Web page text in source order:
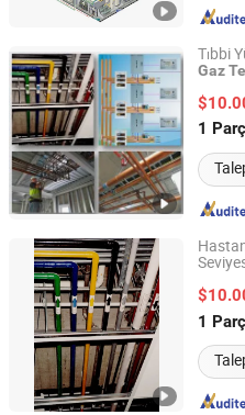
Tıbbi
Gaz
1
Hunan Eter Medical Co., Ltd.
Hunan, China
1
Hunan Eter Medical Co., Ltd.
Hunan, China